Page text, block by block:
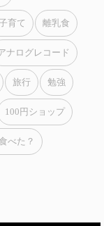
育て 離乳食
ナログレコード
旅行 勉強
100円ショップ
べた？